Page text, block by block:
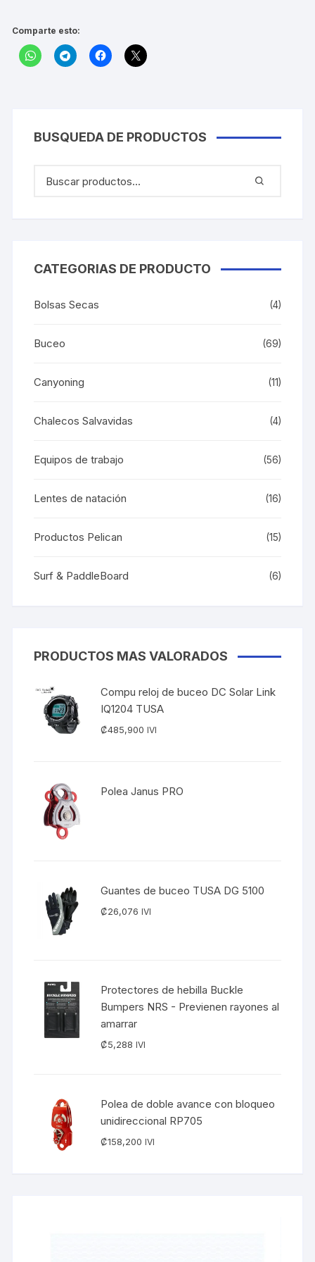
Comparte esto:
BUSQUEDA DE PRODUCTOS
CATEGORIAS DE PRODUCTO
Bolsas Secas (4)
Buceo (69)
Canyoning (11)
Chalecos Salvavidas (4)
Equipos de trabajo (56)
Lentes de natación (16)
Productos Pelican (15)
Surf & PaddleBoard (6)
PRODUCTOS MAS VALORADOS
Compu reloj de buceo DC Solar Link
IQ1204 TUSA
₡485,900 IVI
Polea Janus PRO
Guantes de buceo TUSA DG 5100
₡26,076 IVI
Protectores de hebilla Buckle
Bumpers NRS - Previenen rayones al
amarrar
₡5,288 IVI
Polea de doble avance con bloqueo
unidireccional RP705
₡158,200 IVI